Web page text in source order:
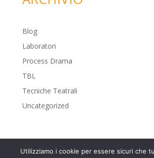
Blog
Laboratori
Process Drama
TBL
Tecniche Teatrali
Uncategorized
Developed and designed by Alice in
Utilizziamo i cookie per essere sicuri che